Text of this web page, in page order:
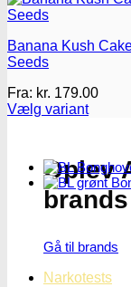
Oplev
Gå til brands
Narkotests
Banana Kush
Seeds
Fra: kr. 179.00
Vælg variant
flere
varianter.
Mulighederne
vælges
varesiden